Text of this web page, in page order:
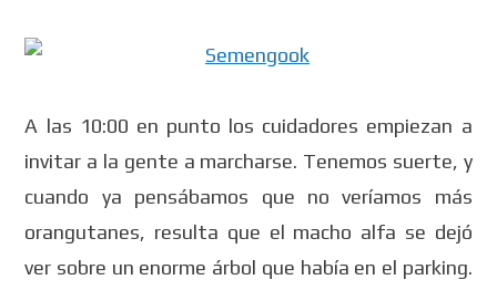
A las 10:00 en punto los cuidadores empiezan a
invitar a la gente a marcharse. Tenemos suerte, y
cuando ya pensábamos que no veríamos más
orangutanes, resulta que el macho alfa se dejó
ver sobre un enorme árbol que había en el parking.